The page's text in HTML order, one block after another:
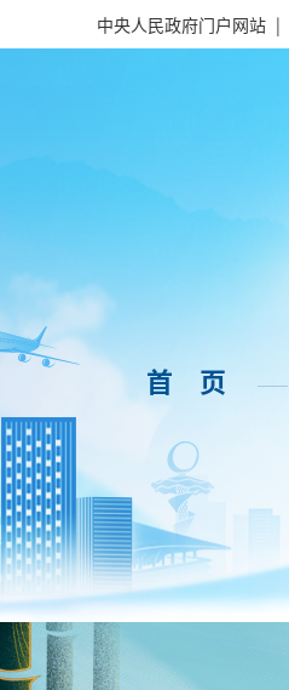
中央人民政府门户网站 |
首 页 ——